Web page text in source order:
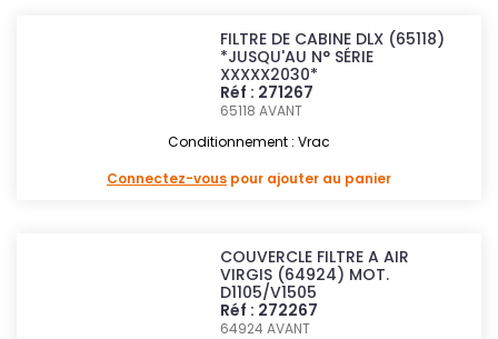
FILTRE DE CABINE DLX (65118)
*JUSQU'AU N° SÉRIE
XXXXX2030*
Réf : 271267
65118AVANT
Conditionnement : Vrac
Connectez-vous pour ajouter au panier
COUVERCLE FILTRE A AIR
VIRGIS (64924) MOT.
D1105/V1505
Réf : 272267
64924AVANT